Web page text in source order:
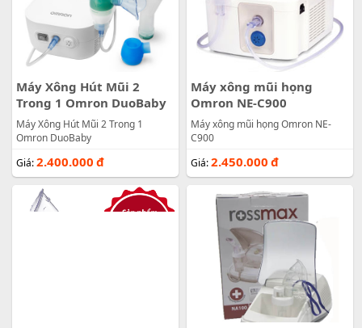
Máy Xông Hút Mũi 2
Trong 1 Omron DuoBaby
Máy Xông Hút Mũi 2 Trong 1
Omron DuoBaby
Giá:2.400.000 đ
Máy xông mũi họng
Omron NE-C900
Máy xông mũi họng Omron NE-
C900
Giá:2.450.000 đ